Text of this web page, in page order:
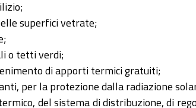
superfici vetrate;
o tetti verdi;
di apporti termici gratuiti;
per la protezione dalla radiazione
del sistema di distribuzione, di